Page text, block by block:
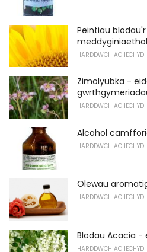
Peintiau
meddyginiaethol
HARDDWCH AC IECHYD
Zimolyubka -
HARDDWCH AC IECHYD
Alcohol
HARDDWCH AC IECHYD
Olewau
HARDDWCH AC IECHYD
Blodau Acacia -
HARDDWCH AC IECHYD